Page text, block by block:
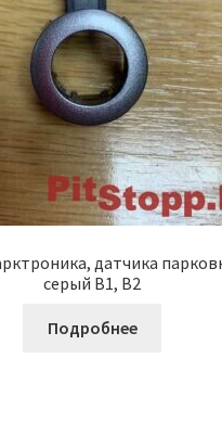
датчика
серый B1, B2
Подробнее